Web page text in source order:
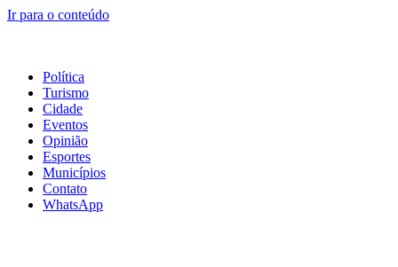
Ir para o conteúdo
Política
Turismo
Cidade
Eventos
Opinião
Esportes
Municípios
Contato
WhatsApp